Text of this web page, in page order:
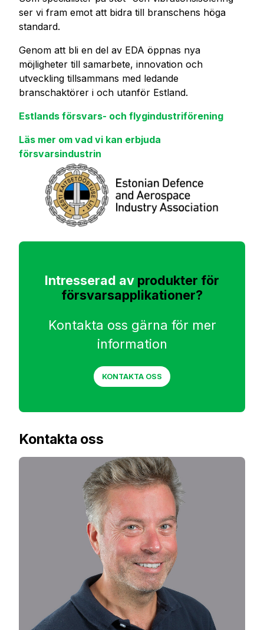
ser vi fram emot att bidra till branschens höga
standard.
Genom att bli en del av EDA öppnas nya
möjligheter till samarbete, innovation och
utveckling tillsammans med ledande
branschaktörer i och utanför Estland.
Estlands försvars- och flygindustriförening
Läs mer om vad vi kan erbjuda
försvarsindustrin
Intresserad av produkter för
försvarsapplikationer?
Kontakta oss gärna för mer
information
KONTAKTA OSS
Kontakta oss